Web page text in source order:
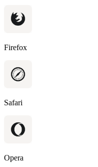
Firefox
Safari
Opera